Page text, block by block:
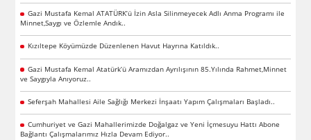
Gazi Mustafa Kemal ATATÜRK’ü İzin Asla Silinmeyecek Adlı Anma Programı ile
Minnet,Saygı ve Özlemle Andık..
Kızıltepe Köyümüzde Düzenlenen Havut Hayrına Katıldık..
Gazi Mustafa Kemal Atatürk’ü Aramızdan Ayrılışının 85.Yılında Rahmet,Minnet
ve Saygıyla Anıyoruz..
Seferşah Mahallesi Aile Sağlığı Merkezi İnşaatı Yapım Çalışmaları Başladı..
Cumhuriyet ve Gazi Mahallerimizde Doğalgaz ve Yeni İçmesuyu Hattı Abone
Bağlantı Çalışmalarımız Hızla Devam Ediyor..